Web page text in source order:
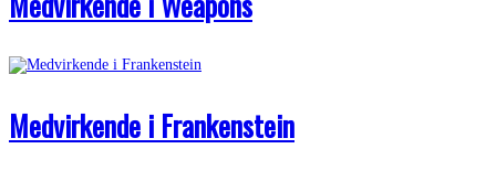
Medvirkende i Frankenstein